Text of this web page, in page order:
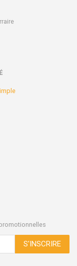
S'INSCRIRE